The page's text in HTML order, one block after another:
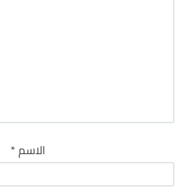
الاسم*